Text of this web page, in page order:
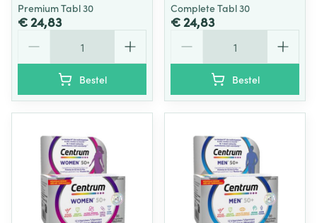
Premium Tabl 30
€ 24,83
Bestel
Complete Tabl 30
€ 24,83
Bestel